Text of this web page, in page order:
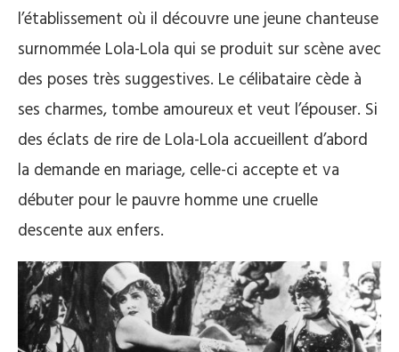
l’établissement où il découvre une jeune chanteuse
surnommée Lola-Lola qui se produit sur scène avec
des poses très suggestives. Le célibataire cède à
ses charmes, tombe amoureux et veut l’épouser. Si
des éclats de rire de Lola-Lola accueillent d’abord
la demande en mariage, celle-ci accepte et va
débuter pour le pauvre homme une cruelle
descente aux enfers.